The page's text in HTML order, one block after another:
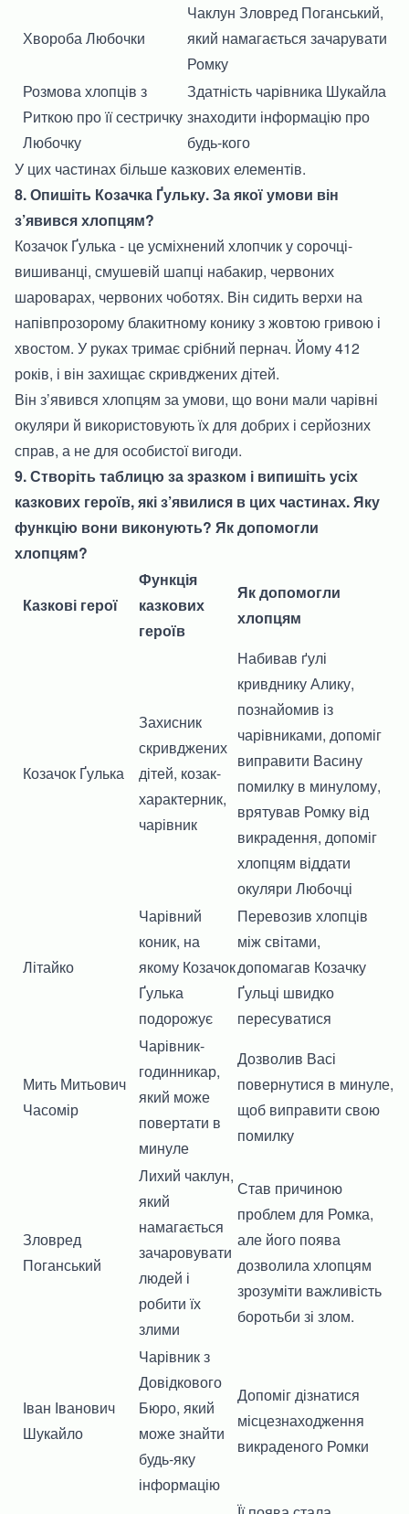
Хвороба Любочки
Чаклун Зловред Поганський,
який намагається зачарувати
Ромку
Розмова хлопців з
Риткою про її сестричку
Любочку
Здатність чарівника Шукайла
знаходити інформацію про
будь-кого
У цих частинах більше казкових елементів.
8. Опишіть Козачка Ґульку. За якої умови він
з’явився хлопцям?
Козачок Ґулька - це усміхнений хлопчик у сорочці-
вишиванці, смушевій шапці набакир, червоних
шароварах, червоних чоботях. Він сидить верхи на
напівпрозорому блакитному конику з жовтою гривою і
хвостом. У руках тримає срібний пернач. Йому 412
років, і він захищає скривджених дітей.
Він з’явився хлопцям за умови, що вони мали чарівні
окуляри й використовують їх для добрих і серйозних
справ, а не для особистої вигоди.
9. Створіть таблицю за зразком і випишіть усіх
казкових героїв, які з’явилися в цих частинах. Яку
функцію вони виконують? Як допомогли
хлопцям?
Казкові герої
Функція
казкових
героїв
Як допомогли
хлопцям
Козачок Ґулька
Захисник
скривджених
дітей, козак-
характерник,
чарівник
Набивав ґулі
кривднику Алику,
познайомив із
чарівниками, допоміг
виправити Васину
помилку в минулому,
врятував Ромку від
викрадення, допоміг
хлопцям віддати
окуляри Любочці
Літайко
Чарівний
коник, на
якому Козачок
Ґулька
подорожує
Перевозив хлопців
між світами,
допомагав Козачку
Ґульці швидко
пересуватися
Мить Митьович
Часомір
Чарівник-
годинникар,
який може
повертати в
минуле
Дозволив Васі
повернутися в минуле,
щоб виправити свою
помилку
Зловред
Поганський
Лихий чаклун,
який
намагається
зачаровувати
людей і
робити їх
злими
Став причиною
проблем для Ромка,
але його поява
дозволила хлопцям
зрозуміти важливість
боротьби зі злом.
Іван Іванович
Шукайло
Чарівник з
Довідкового
Бюро, який
може знайти
будь-яку
інформацію
Допоміг дізнатися
місцезнаходження
викраденого Ромки